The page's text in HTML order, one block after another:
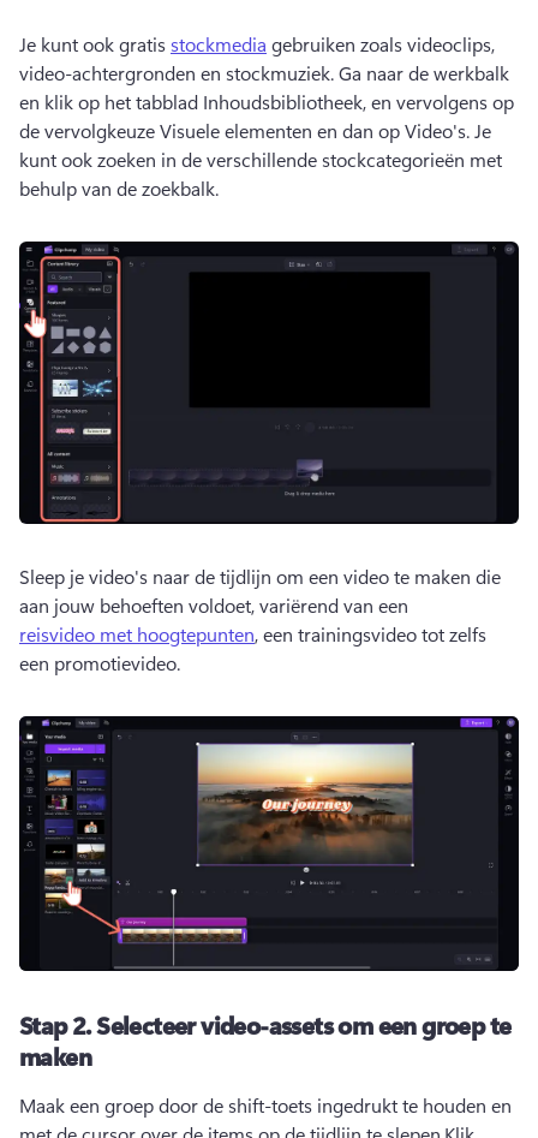
Je kunt ook gratis stockmedia gebruiken zoals videoclips,
video-achtergronden en stockmuziek. Ga naar de werkbalk
en klik op het tabblad Inhoudsbibliotheek, en vervolgens op
de vervolgkeuze Visuele elementen en dan op Video's. Je
kunt ook zoeken in de verschillende stockcategorieën met
behulp van de zoekbalk.
Sleep je video's naar de tijdlijn om een video te maken die
aan jouw behoeften voldoet, variërend van een
reisvideo met hoogtepunten, een trainingsvideo tot zelfs
een promotievideo.
Stap 2.Selecteer video-assets om een groep te
maken
Maak een groep door de shift-toets ingedrukt te houden en